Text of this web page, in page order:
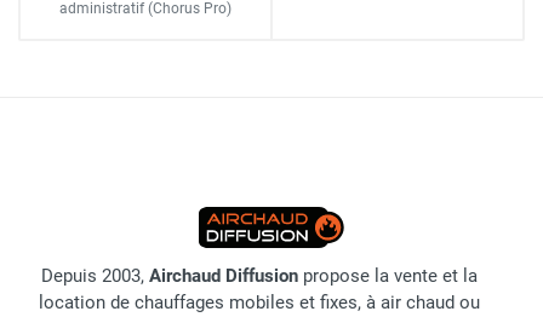
administratif (Chorus Pro)
Depuis 2003, Airchaud Diffusion propose la vente et la
location de chauffages mobiles et fixes, à air chaud ou